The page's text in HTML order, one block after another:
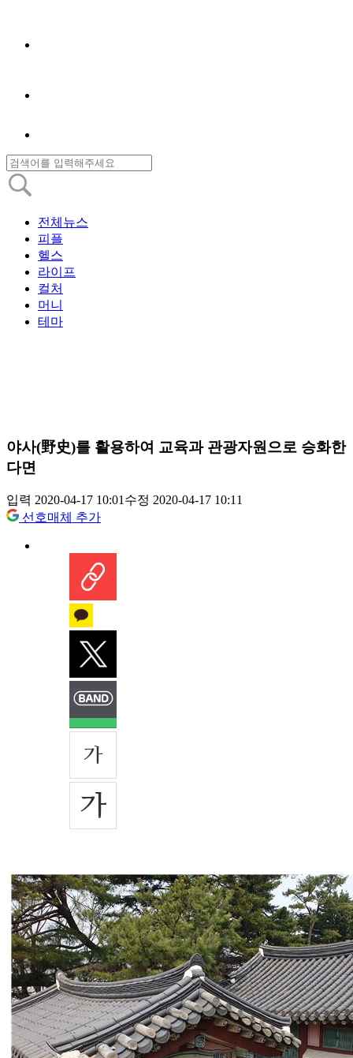
전체뉴스
피플
헬스
라이프
컬처
머니
테마
야사(野史)를 활용하여 교육과 관광자원으로 승화한
다면
입력 2020-04-17 10:01수정 2020-04-17 10:11
선호매체 추가